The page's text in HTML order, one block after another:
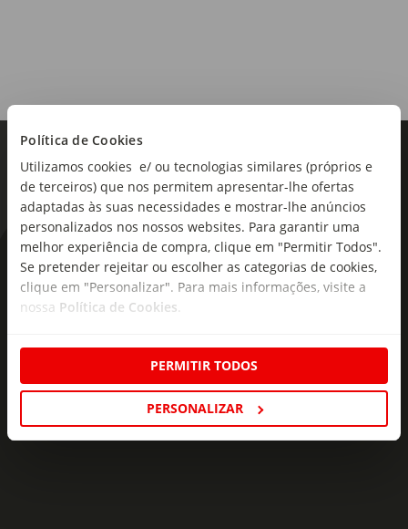
Política de Cookies
Utilizamos cookies e/ ou tecnologias similares (próprios e
de terceiros) que nos permitem apresentar-lhe ofertas
adaptadas às suas necessidades e mostrar-lhe anúncios
personalizados nos nossos websites. Para garantir uma
melhor experiência de compra, clique em "Permitir Todos".
Se pretender rejeitar ou escolher as categorias de cookies,
clique em "Personalizar". Para mais informações, visite a
nossa Política de Cookies.
PERMITIR TODOS
PERSONALIZAR
As novidades mais frescas no
seu e-mail!
ofertas e novidades para si.
Insira o seu e-